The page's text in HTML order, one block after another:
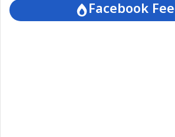
Facebook